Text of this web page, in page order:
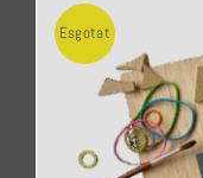
Esgotat